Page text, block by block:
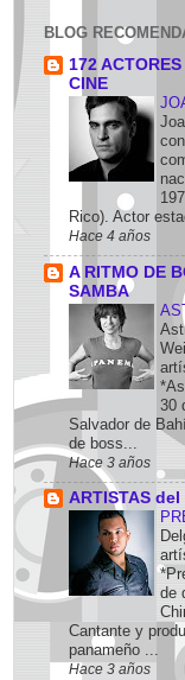
BLOG
172
CINE
Rico). Actor
Hace 4 años
A RITMO DE
SAMBA
30
Salvador de
de boss...
Hace 3 años
ARTISTAS del
de
Cantante y
panameño ...
Hace 3 años